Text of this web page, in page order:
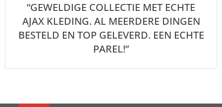
“GEWELDIGE COLLECTIE MET ECHTE
AJAX KLEDING. AL MEERDERE DINGEN
BESTELD EN TOP GELEVERD. EEN ECHTE
PAREL!”